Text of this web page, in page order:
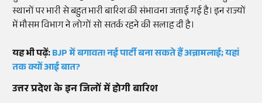
स्थानों पर भारी से बहुत भारी बारिश की संभावना जताई गई है। इन राज्यों
में मौसम विभाग ने लोगों सो सतर्क रहने की सलाह दी है।
यह भी पढ़ें:BJP में बगावत! नई पार्टी बना सकते हैं अन्नामलाई; यहां
तक क्यों आई बात?
उत्तर प्रदेश के इन जिलों में होगी बारिश